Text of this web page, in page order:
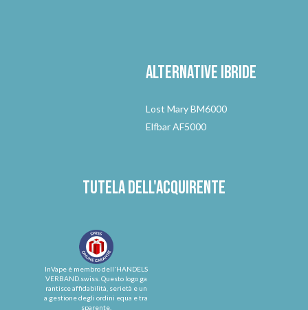
Alternativeibride
Lost Mary BM6000
Elfbar AF5000
Tutela dell'acquirente
InVape è membro dell'HANDELS
VERBAND.swiss. Questo logo ga
rantisce affidabilità, serietà e un
a gestione degli ordini equa e tra
sparente.